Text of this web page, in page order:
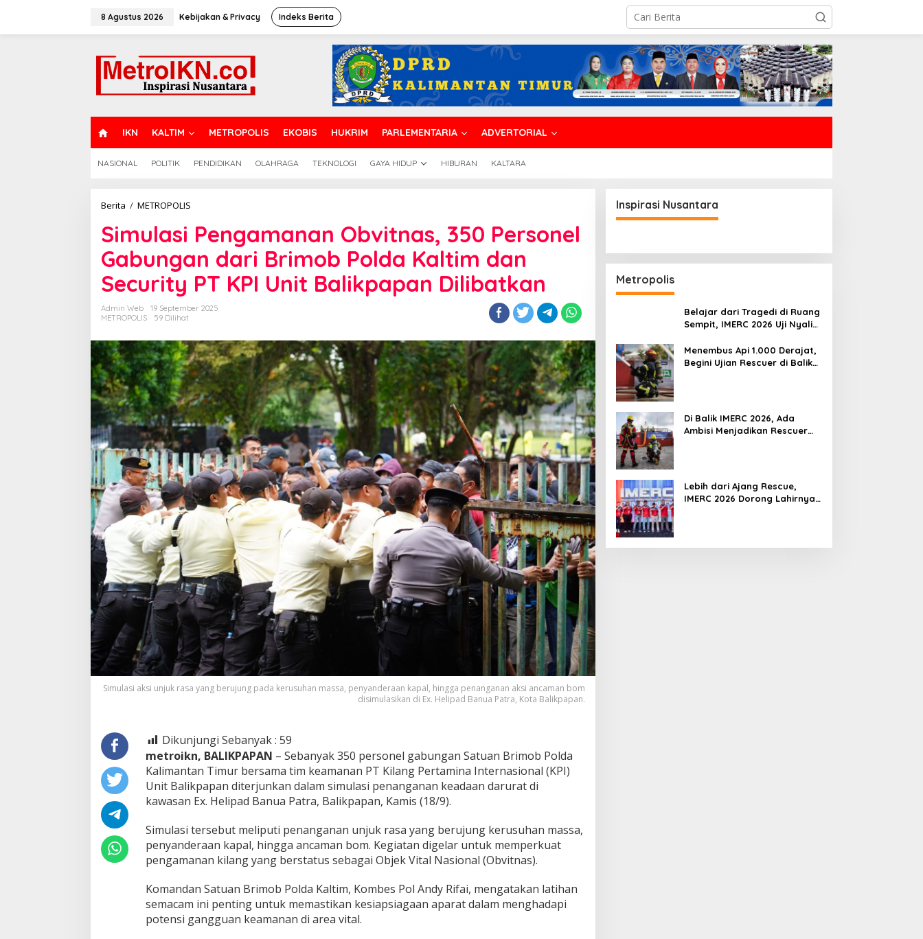
8 Agustus 2026 Kebijakan & Privacy Indeks Berita
O
M
IKN KALTIM METROPOLIS EKOBIS HUKRIM PARLEMENTARIA ADVERTORIAL
NASIONAL POLITIK PENDIDIKAN OLAHRAGA TEKNOLOGI GAYA HIDUP HIBURAN KALTARA
Berita / METROPOLIS
Obvitnas,
350
Personel
Gabungan
dari
Brimob
Polda
Security
PT
KPI
Unit
Balikpapan
Dilibatkan
Simulasi Pengamanan Obvitnas, 350 Personel
Gabungan dari Brimob Polda Kaltim dan
Security PT KPI Unit Balikpapan Dilibatkan
Admin Web
19 September 2025
METROPOLIS
59 Dilihat
Simulasi aksi unjuk rasa yang berujung pada kerusuhan massa, penyanderaan kapal, hingga penanganan aksi ancaman bom
disimulasikan di Ex. Helipad Banua Patra, Kota Balikpapan.
Dikunjungi Sebanyak : 59
metroikn, BALIKPAPAN – Sebanyak 350 personel gabungan Satuan Brimob Polda
Kalimantan Timur bersama tim keamanan PT Kilang Pertamina Internasional (KPI)
Unit Balikpapan diterjunkan dalam simulasi penanganan keadaan darurat di
kawasan Ex. Helipad Banua Patra, Balikpapan, Kamis (18/9).
Simulasi tersebut meliputi penanganan unjuk rasa yang berujung kerusuhan massa,
penyanderaan kapal, hingga ancaman bom. Kegiatan digelar untuk memperkuat
pengamanan kilang yang berstatus sebagai Objek Vital Nasional (Obvitnas).
Komandan Satuan Brimob Polda Kaltim, Kombes Pol Andy Rifai, mengatakan latihan
semacam ini penting untuk memastikan kesiapsiagaan aparat dalam menghadapi
potensi gangguan keamanan di area vital.
Inspirasi Nusantara
Metropolis
Belajar dari Tragedi di Ruang
Sempit, IMERC 2026 Uji Nyali
Menembus Api 1.000 Derajat,
Begini Ujian Rescuer di Balik
Di Balik IMERC 2026, Ada
Ambisi Menjadikan Rescuer
Lebih dari Ajang Rescue,
IMERC 2026 Dorong Lahirnya